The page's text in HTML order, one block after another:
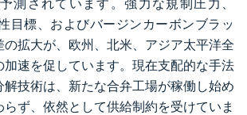
測されています。強力な規制圧力、
目標、およびバージンカーボンブラッ
の拡大が、欧州、北米、アジア太平洋全
加速を促しています。現在支配的な手法
解技術は、新たな合弁工場が稼働し始め
ず、依然として供給制約を受けていま